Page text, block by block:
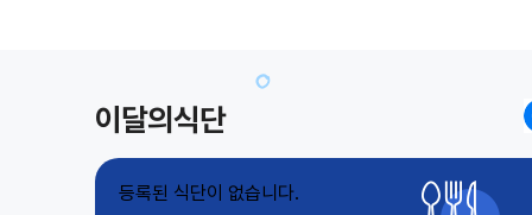
8
11 여름방학
이달의식단
등록된 식단이 없습니다.